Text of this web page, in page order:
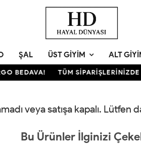
ŞAL ÜST GIYIM ALT
BEDAVA! TÜM SİPARİŞLERİNİZDE
veya satışa kapalı. Lütfen
Bu Ürünler İlginizi